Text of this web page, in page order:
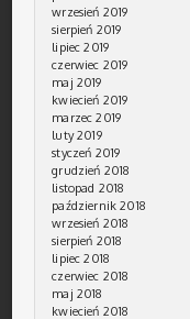
wrzesień 2019
sierpień 2019
lipiec 2019
czerwiec 2019
maj 2019
kwiecień 2019
marzec 2019
luty 2019
styczeń 2019
grudzień 2018
listopad 2018
październik 2018
wrzesień 2018
sierpień 2018
lipiec 2018
czerwiec 2018
maj 2018
kwiecień 2018